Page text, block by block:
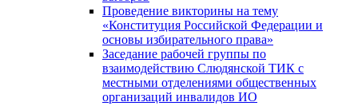
Проведение викторины на тему
«Конституция Российской Федерации и
основы избирательного права»
Заседание рабочей группы по
взаимодействию Слюдянской ТИК с
местными отделениями общественных
организаций инвалидов ИО